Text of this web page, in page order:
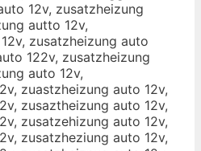
12v, zusatzheizung
autto 12v,
zusatzheizung auto
122v, zusatzheizung
auto 12v,
zuastzheizung auto 12v,
zusaztheizung auto 12v,
zusatzehizung auto 12v,
zusatzheziung auto 12v,